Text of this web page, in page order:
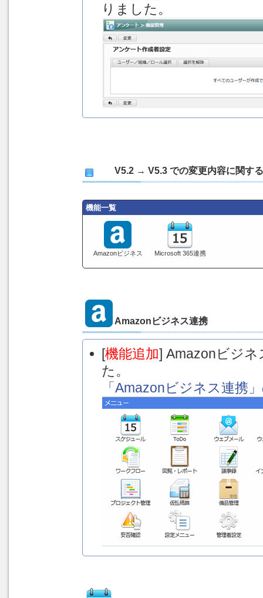
りました。
V5.2 → V5.3 での変更内容に関す
機能一覧
Amazonビジネス Microsoft 365連携
Amazonビジネス連携
[機能追加] Amazonビジ
た。
「Amazonビジネス連携